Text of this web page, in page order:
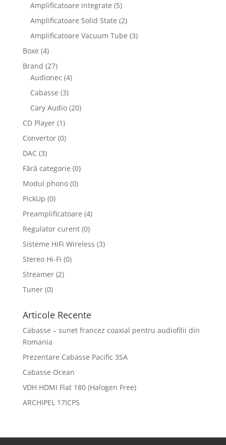
Amplificatoare integrate (5)
Amplificatoare Solid State (2)
Amplificatoare Vacuum Tube (3)
Boxe (4)
Brand (27)
Audionec (4)
Cabasse (3)
Cary Audio (20)
CD Player (1)
Convertor (0)
DAC (3)
Fără categorie (0)
Modul phono (0)
PickUp (0)
Preamplificatoare (4)
Regulator curent (0)
Sisteme HiFi Wireless (3)
Stereo Hi-Fi (0)
Streamer (2)
Tuner (0)
Articole Recente
Cabasse – sunet francez coaxial pentru audiofilii din
Romania
Prezentare Cabasse Pacific 3SA
Cabasse Ocean
VDH HDMI Flat 180 (Halogen Free)
ARCHIPEL 17ICPS